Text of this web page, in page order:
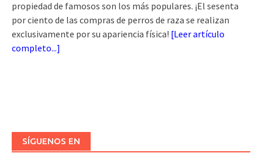
propiedad de famosos son los más populares. ¡El sesenta
por ciento de las compras de perros de raza se realizan
exclusivamente por su apariencia física! [Leer artículo
completo...]
SÍGUENOS EN